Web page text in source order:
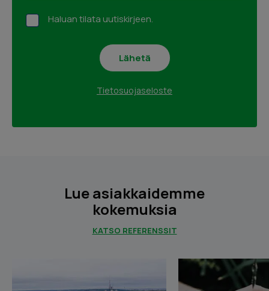
Haluan tilata uutiskirjeen.
Tietosuojaseloste
Lue asiakkaidemme
kokemuksia
KATSO REFERENSSIT